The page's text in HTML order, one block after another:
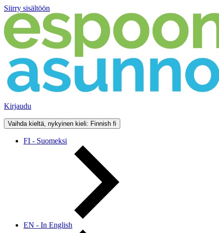
Siirry sisältöön
Kirjaudu
Vaihda kieltä, nykyinen kieli: Finnish fi
FI - Suomeksi
EN - In English